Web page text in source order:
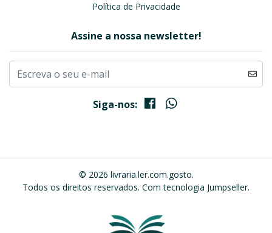
Política de Privacidade
Assine a nossa newsletter!
Siga-nos:
© 2026 livraria.ler.com.gosto.
Todos os direitos reservados. Com tecnologia Jumpseller.